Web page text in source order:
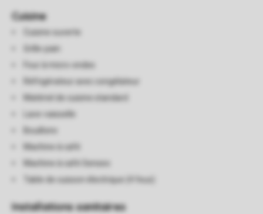
Cuisine
Cuisine ouverte
Grille-pain
Four à micro-ondes
Réfrigérateur avec congélateur
Matériel de cuisine standard
Lave-vaisselle
Bouilloire
Machine à café
Machine à café Senseo
Table de cuisson électrique (4 feux)
Installations sanitaires